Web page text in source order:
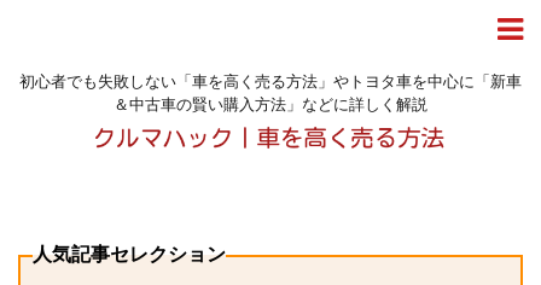
初心者でも失敗しない「車を高く売る方法」やトヨタ車を中心に「新車
＆中古車の賢い購入方法」などに詳しく解説
人気記事セレクション